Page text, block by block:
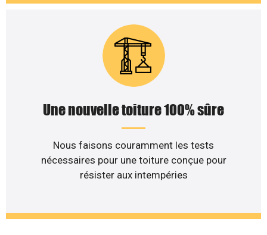
Une nouvelle toiture 100% sûre
Nous faisons couramment les tests
nécessaires pour une toiture conçue pour
résister aux intempéries